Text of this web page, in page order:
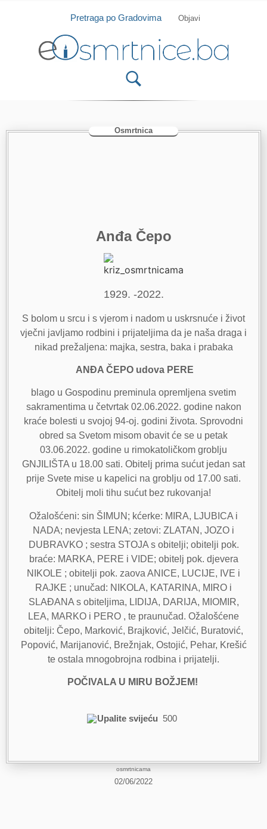
Isprobajte našu Android i IOS aplikaciju
Pretraga po Gradovima Objavi
Osmrtnica
Anđa Čepo
1929. -2022.
S bolom u srcu i s vjerom i nadom u uskrsnuće i život
vječni javljamo rodbini i prijateljima da je naša draga i
nikad prežaljena: majka, sestra, baka i prabaka
ANĐA ČEPO udova PERE
blago u Gospodinu preminula opremljena svetim
sakramentima u četvrtak 02.06.2022. godine nakon
kraće bolesti u svojoj 94-oj. godini života. Sprovodni
obred sa Svetom misom obavit će se u petak
03.06.2022. godine u rimokatoličkom groblju
GNJILIŠTA u 18.00 sati. Obitelj prima sućut jedan sat
prije Svete mise u kapelici na groblju od 17.00 sati.
Obitelj moli tihu sućut bez rukovanja!
Ožalošćeni: sin ŠIMUN; kćerke: MIRA, LJUBICA i
NADA; nevjesta LENA; zetovi: ZLATAN, JOZO i
DUBRAVKO ; sestra STOJA s obitelji; obitelji pok.
braće: MARKA, PERE i VIDE; obitelj pok. djevera
NIKOLE ; obitelji pok. zaova ANICE, LUCIJE, IVE i
RAJKE ; unučad: NIKOLA, KATARINA, MIRO i
SLAĐANA s obiteljima, LIDIJA, DARIJA, MIOMIR,
LEA, MARKO i PERO , te praunučad. Ožalošćene
obitelji: Čepo, Marković, Brajković, Jelčić, Buratović,
Popović, Marijanović, Brežnjak, Ostojić, Pehar, Krešić
te ostala mnogobrojna rodbina i prijatelji.
POČIVALA U MIRU BOŽJEM!
Upalite svijeću 500
osmrtnicama
02/06/2022